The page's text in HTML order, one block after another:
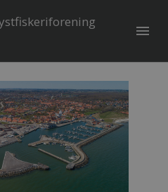
menu